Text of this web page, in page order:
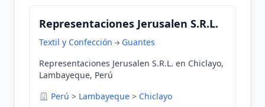
Representaciones Jerusalen S.R.L.
Textil y Confección
Guantes
Representaciones Jerusalen S.R.L. en Chiclayo,
Lambayeque, Perú
Perú > Lambayeque > Chiclayo